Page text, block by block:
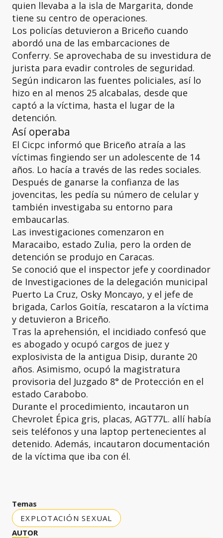
quien llevaba a la isla de Margarita, donde
tiene su centro de operaciones.
Los policías detuvieron a Briceño cuando
abordó una de las embarcaciones de
Conferry. Se aprovechaba de su investidura de
jurista para evadir controles de seguridad.
Según indicaron las fuentes policiales, así lo
hizo en al menos 25 alcabalas, desde que
captó a la víctima, hasta el lugar de la
detención.
Así operaba
El Cicpc informó que Briceño atraía a las
víctimas fingiendo ser un adolescente de 14
años. Lo hacía a través de las redes sociales.
Después de ganarse la confianza de las
jovencitas, les pedía su número de celular y
también investigaba su entorno para
embaucarlas.
Las investigaciones comenzaron en
Maracaibo, estado Zulia, pero la orden de
detención se produjo en Caracas.
Se conoció que el inspector jefe y coordinador
de Investigaciones de la delegación municipal
Puerto La Cruz, Osky Moncayo, y el jefe de
brigada, Carlos Goitía, rescataron a la víctima
y detuvieron a Briceño.
Tras la aprehensión, el incidiado confesó que
es abogado y ocupó cargos de juez y
explosivista de la antigua Disip, durante 20
años. Asimismo, ocupó la magistratura
provisoria del Juzgado 8° de Protección en el
estado Carabobo.
Durante el procedimiento, incautaron un
Chevrolet Épica gris, placas, AGT77L. allí había
seis teléfonos y una laptop pertenecientes al
detenido. Además, incautaron documentación
de la víctima que iba con él.
Temas
EXPLOTACIÓN SEXUAL
AUTOR